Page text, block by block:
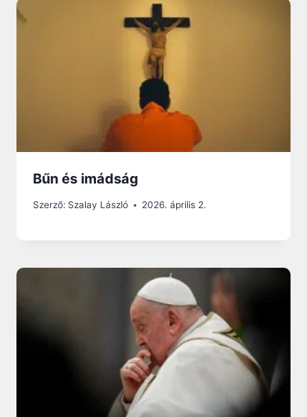
Bűn és imádság
Szerző: Szalay László 2026. április 2.